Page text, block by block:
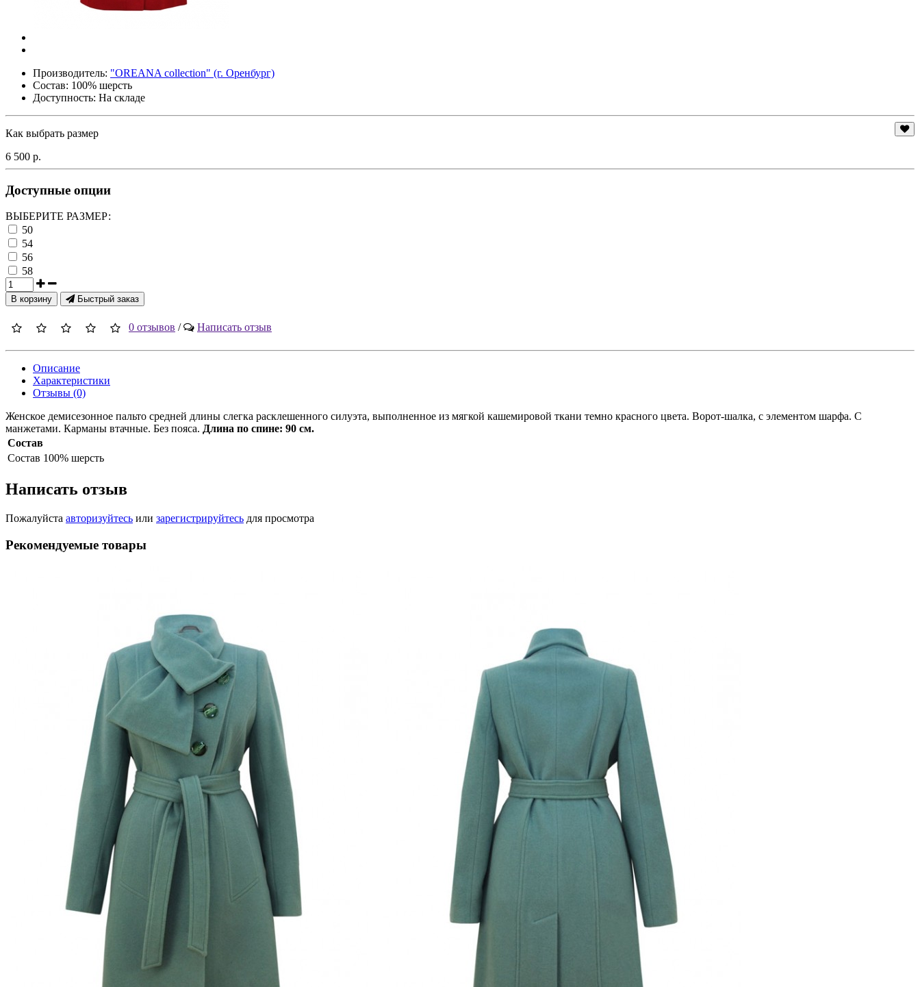
Производитель: "OREANA collection" (г. Оренбург)
Состав: 100% шерсть
Доступность: На складе
Как выбрать размер
6 500 р.
Доступные опции
ВЫБЕРИТЕ РАЗМЕР:
50
54
56
58
В корзину Быстрый заказ
0 отзывов / Написать отзыв
Описание
Характеристики
Отзывы (0)
Женское демисезонное пальто средней длины слегка расклешенного силуэта, выполненное из мягкой кашемировой ткани темно красного цвета. Ворот-шалка, с элементом шарфа. С
манжетами. Карманы втачные. Без пояса. Длина по спине: 90 см.
Состав
Состав 100% шерсть
Написать отзыв
Пожалуйста авторизуйтесь или зарегистрируйтесь для просмотра
Рекомендуемые товары